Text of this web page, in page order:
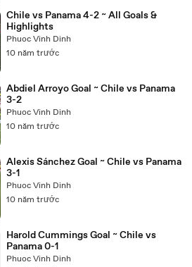
Chile vs Panama 4-2 ~ All Goals &
Highlights
Phuoc Vinh Dinh
10 năm trước
Abdiel Arroyo Goal ~ Chile vs Panama
3-2
Phuoc Vinh Dinh
10 năm trước
Alexis Sánchez Goal ~ Chile vs Panama
3-1
Phuoc Vinh Dinh
10 năm trước
Harold Cummings Goal ~ Chile vs
Panama 0-1
Phuoc Vinh Dinh